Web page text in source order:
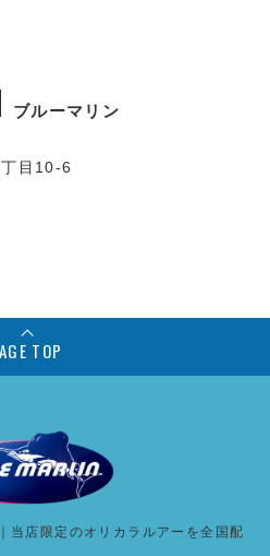
ブルーマリン
目10-6
TOP
当店限定のオリカラルアーを全国配